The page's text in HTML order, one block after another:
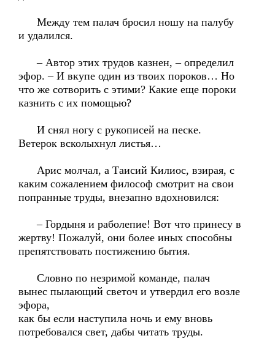
Между тем палач бросил ношу на палубу
и удалился.
– Автор этих трудов казнен, – определил
эфор. – И вкупе один из твоих пороков… Но
что же сотворить с этими? Какие еще пороки
казнить с их помощью?
И снял ногу с рукописей на песке.
Ветерок всколыхнул листья…
Арис молчал, а Таисий Килиос, взирая, с
каким сожалением философ смотрит на свои
попранные труды, внезапно вдохновился:
– Гордыня и раболепие! Вот что принесу в
жертву! Пожалуй, они более иных способны
препятствовать постижению бытия.
Словно по незримой команде, палач
вынес пылающий светоч и утвердил его возле
эфора,
как бы если наступила ночь и ему вновь
потребовался свет, дабы читать труды.